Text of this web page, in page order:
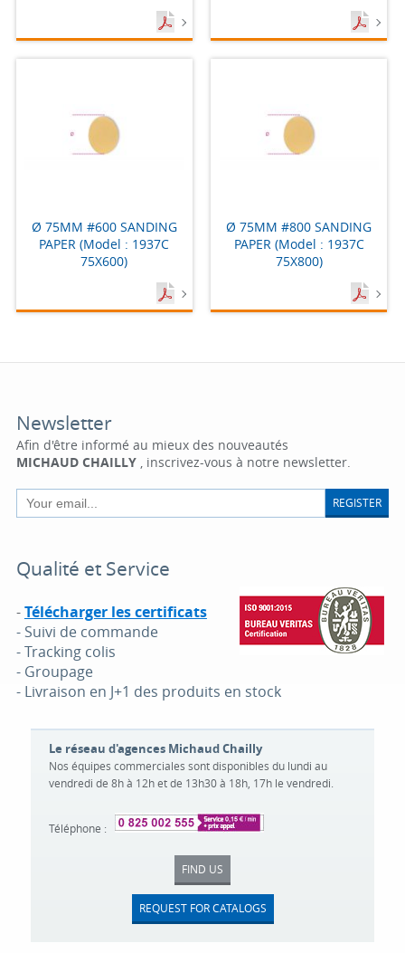
Ø 75MM #600 SANDING
PAPER (Model : 1937C
75X600)
Ø 75MM #800 SANDING
PAPER (Model : 1937C
75X800)
Newsletter
Afin d'être informé au mieux des nouveautés
MICHAUD CHAILLY, inscrivez-vous à notre newsletter.
REGISTER
Qualité et Service
-Télécharger les certificats
- Suivi de commande
- Tracking colis
- Groupage
- Livraison en J+1 des produits en stock
Le réseau d'agences Michaud Chailly
Nos équipes commerciales sont disponibles du lundi au
vendredi de 8h à 12h et de 13h30 à 18h, 17h le vendredi.
Téléphone :
FIND US
REQUEST FOR CATALOGS